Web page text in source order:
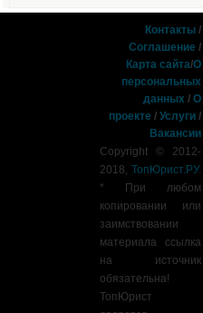
Контакты /
Соглашение /
Карта сайта/О
персональных
данных /О
проекте /Услуги /
Вакансии
Copyright © 2012-
2018,ТопЮрист.РУ.
* При любом
копировании или
заимствовании
материала ссылка
на источник
обязательна!
ТопЮрист